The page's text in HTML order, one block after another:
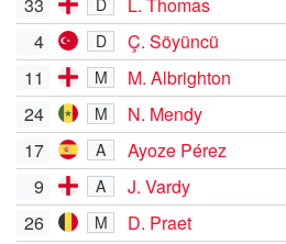
D
4 D
Ç. Söyüncü
11
M M. Albrighton
24 M N. Mendy
17 A
Ayoze Pérez
9
A J. Vardy
26 M D. Praet